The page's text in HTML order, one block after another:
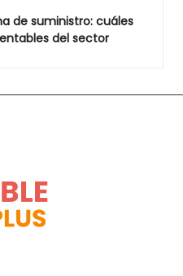
de suministro: cuáles
del sector